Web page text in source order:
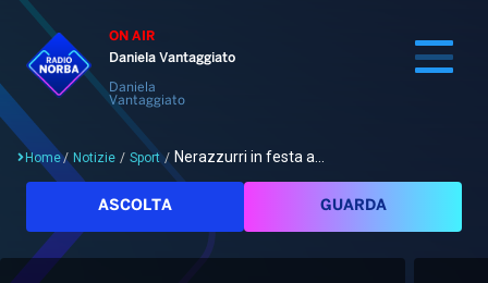
ON AIR
Daniela Vantaggiato
Daniela
Vantaggiato
Cerca
Home/ Notizie / Sport / Nerazzurri in festa a...
ASCOLTA GUARDA